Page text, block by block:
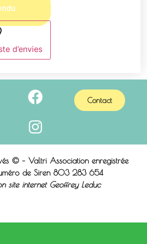
d’envies
Contact
© – Valtri Association enregistrée
de Siren 803 283 654
site internet Geoffrey Leduc